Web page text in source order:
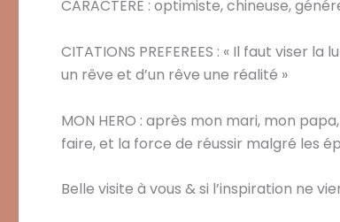
CARACTERE : optimiste, chineuse,
CITATIONS PREFEREES : « Il faut viser
un rêve et d’un rêve une réalité »
MON HERO : après mon mari, mon
faire, et la force de réussir malgré les
Belle visite à vous & si l’inspiration ne